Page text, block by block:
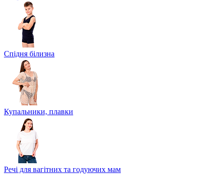
Спідня білизна
Купальники, плавки
Речі для вагітних та годуючих мам